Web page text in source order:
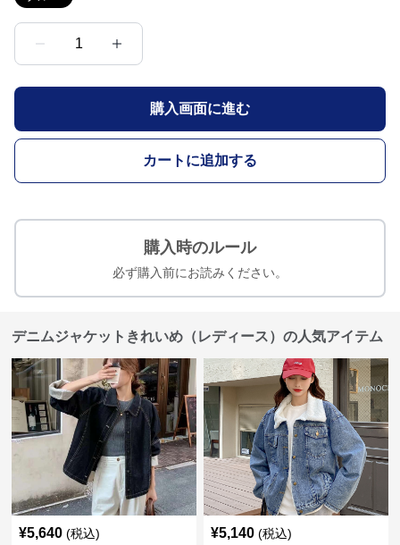
1
購入画面に進む
カートに追加する
購入時のルール
必ず購入前にお読みください。
デニムジャケットきれいめ（レディース）の人気アイテム
¥5,640 (税込) ¥5,140 (税込)